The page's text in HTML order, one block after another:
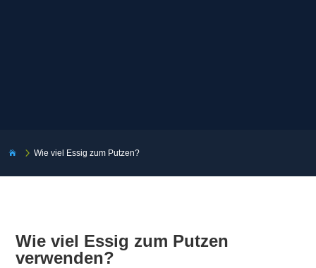
 5Wie viel Essig zum Putzen?
Wie viel Essig zum Putzen
verwenden?